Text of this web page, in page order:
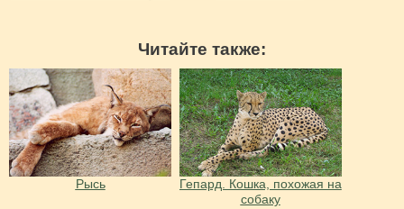
Читайте также:
Рысь
Гепард. Кошка, похожая на
собаку